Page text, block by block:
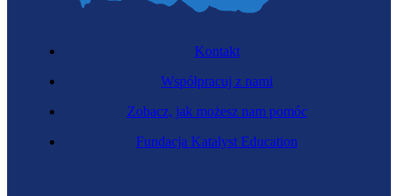
Kontakt
Współpracuj z nami
Zobacz, jak możesz nam pomóc
Fundacja Katalyst Education